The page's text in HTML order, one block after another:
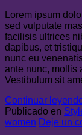
Lorem ipsum
sed vulputate
facilisis ultrices
dapibus, et
nunc eu
ante nunc, mollis
Vestibulum sit
Continuar
Publicado en
women Deje un